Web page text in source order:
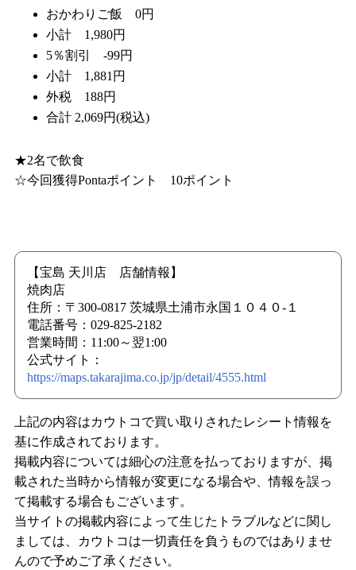
おかわりご飯 0円
小計 1,980円
5％割引 -99円
小計 1,881円
外税 188円
合計 2,069円(税込)
★2名で飲食
☆今回獲得Pontaポイント 10ポイント
【宝島 天川店 店舗情報】
焼肉店
住所：〒300-0817 茨城県土浦市永国１０４０-１
電話番号：029-825-2182
営業時間：11:00～翌1:00
公式サイト：
https://maps.takarajima.co.jp/jp/detail/4555.html
上記の内容はカウトコで買い取りされたレシート情報を
基に作成されております。
掲載内容については細心の注意を払っておりますが、掲
載された当時から情報が変更になる場合や、情報を誤っ
て掲載する場合もございます。
当サイトの掲載内容によって生じたトラブルなどに関し
ましては、カウトコは一切責任を負うものではありませ
んので予めご了承ください。